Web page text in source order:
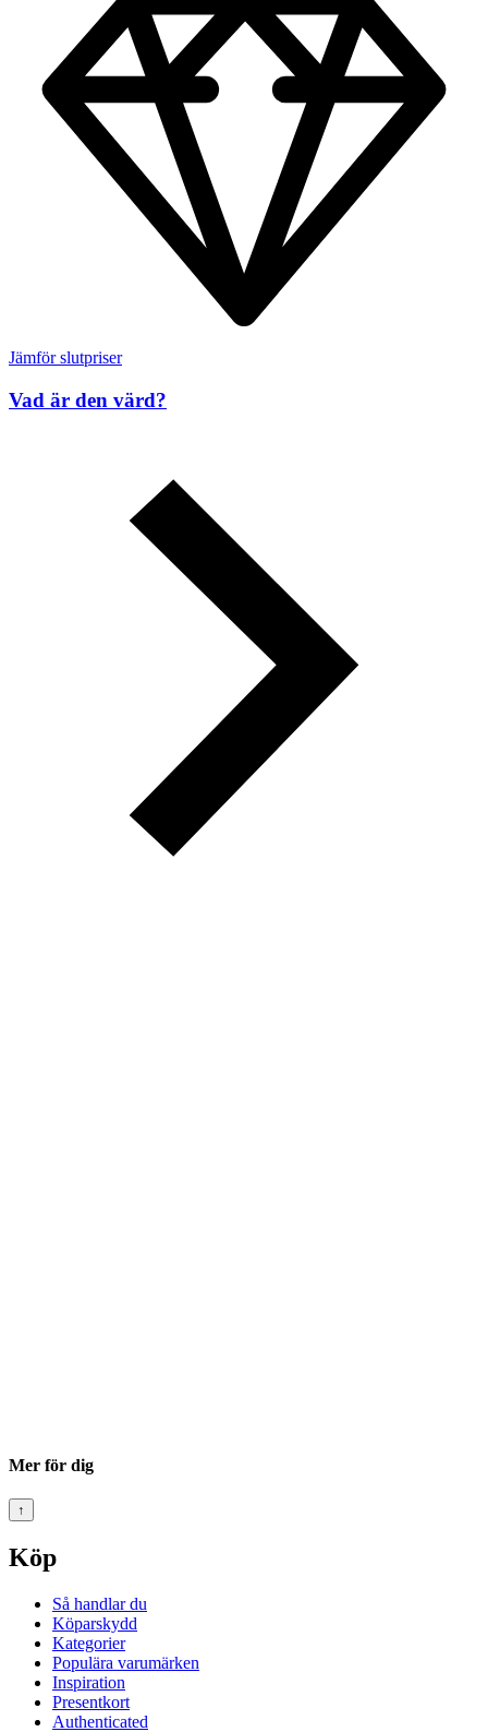
Jämför slutpriser
Vad är den värd?
Mer för dig
↑
Köp
Så handlar du
Köparskydd
Kategorier
Populära varumärken
Inspiration
Presentkort
Authenticated